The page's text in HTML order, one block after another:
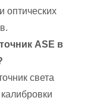
оптических
ASE в
света